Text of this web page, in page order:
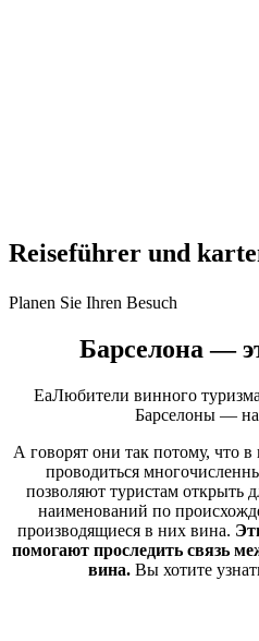
Reiseführer und
Planen Sie Ihren Besuch
Барселона —
EaЛюбители винного
Барселоны —
А говорят они так потому, что в
проводиться
позволяют туристам открыть
наименований по
производящиеся в них вина.
помогают проследить связь
вина.Вы хотите